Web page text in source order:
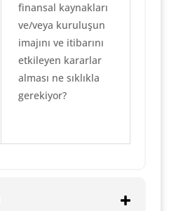
finansal kaynakları
ve/veya kuruluşun
imajını ve itibarını
etkileyen kararlar
alması ne sıklıkla
gerekiyor?